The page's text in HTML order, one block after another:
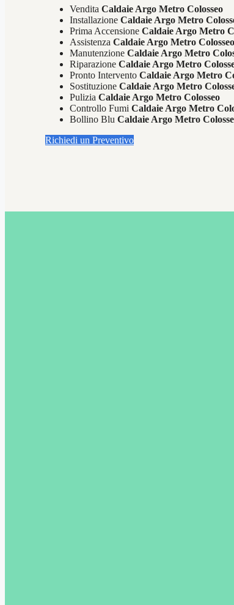
VenditaCaldaie Argo Metro Colosseo
InstallazioneCaldaie Argo Metro
Prima AccensioneCaldaie Argo Metro
AssistenzaCaldaie Argo Metro Colosseo
ManutenzioneCaldaie Argo Metro
RiparazioneCaldaie Argo Metro
Pronto InterventoCaldaie Argo Metro
SostituzioneCaldaie Argo Metro
PuliziaCaldaie Argo Metro Colosseo
Controllo FumiCaldaie Argo Metro
Bollino BluCaldaie Argo Metro
Richiedi un Preventivo